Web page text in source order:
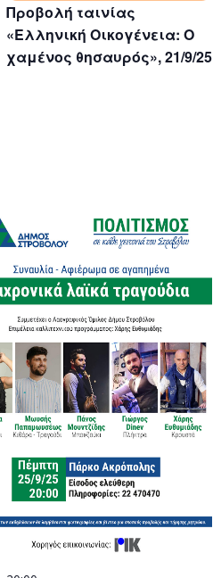
Προβολή ταινίας
«Ελληνική Οικογένεια: Ο
χαμένος θησαυρός», 21/9/25